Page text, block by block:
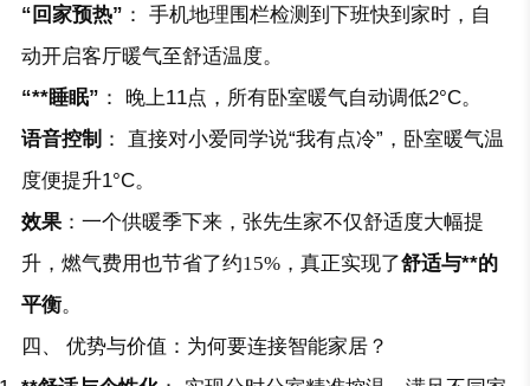
“回家预热” ： 手机地理围栏检测到下班快到家时，自
动开启客厅暖气至舒适温度。
“**睡眠” ： 晚上11点，所有卧室暖气自动调低2°C。
语音控制 ： 直接对小爱同学说“我有点冷”，卧室暖气温
度便提升1°C。
效果：一个供暖季下来，张先生家不仅舒适度大幅提
升，燃气费用也节省了约15%，真正实现了舒适与**的
平衡。
四、 优势与价值：为何要连接智能家居？